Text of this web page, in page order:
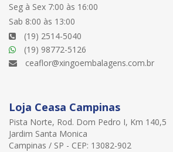
Seg à Sex 7:00 às 16:00
Sab 8:00 às 13:00
(19) 2514-5040
(19) 98772-5126
ceaflor@xingoembalagens.com.br
Loja Ceasa Campinas
Pista Norte, Rod. Dom Pedro I, Km 140,5
Jardim Santa Monica
Campinas / SP - CEP: 13082-902